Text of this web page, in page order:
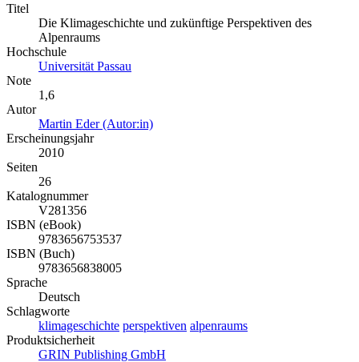
Titel
Die Klimageschichte und zukünftige Perspektiven des
Alpenraums
Hochschule
Universität Passau
Note
1,6
Autor
Martin Eder (Autor:in)
Erscheinungsjahr
2010
Seiten
26
Katalognummer
V281356
ISBN (eBook)
9783656753537
ISBN (Buch)
9783656838005
Sprache
Deutsch
Schlagworte
klimageschichte perspektiven alpenraums
Produktsicherheit
GRIN Publishing GmbH